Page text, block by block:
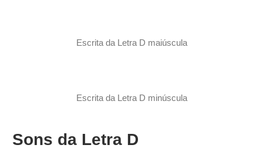
Escrita da Letra D maiúscula
Escrita da Letra D minúscula
Sons da Letra D